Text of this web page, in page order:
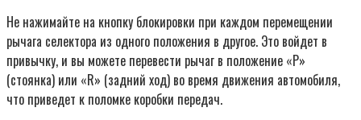
Не нажимайте на кнопку блокировки при каждом перемещении
рычага селектора из одного положения в другое. Это войдет в
привычку, и вы можете перевести рычаг в положение «Р»
(стоянка) или «R» (задний ход) во время движения автомобиля,
что приведет к поломке коробки передач.